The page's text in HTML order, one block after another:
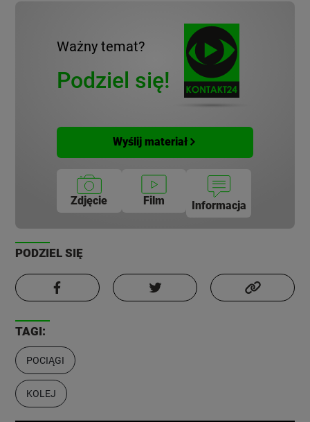
Ważny temat?
Podziel się!
Wyślij materiał
Zdjęcie Film Informacja
PODZIEL SIĘ
TAGI:
POCIĄGI
KOLEJ